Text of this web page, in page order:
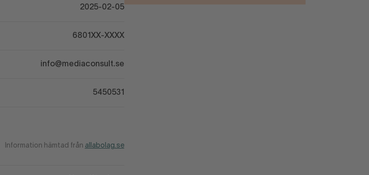
2025-02-05
6801XX-XXXX
info@mediaconsult.se
5450531
Information hämtad från allabolag.se